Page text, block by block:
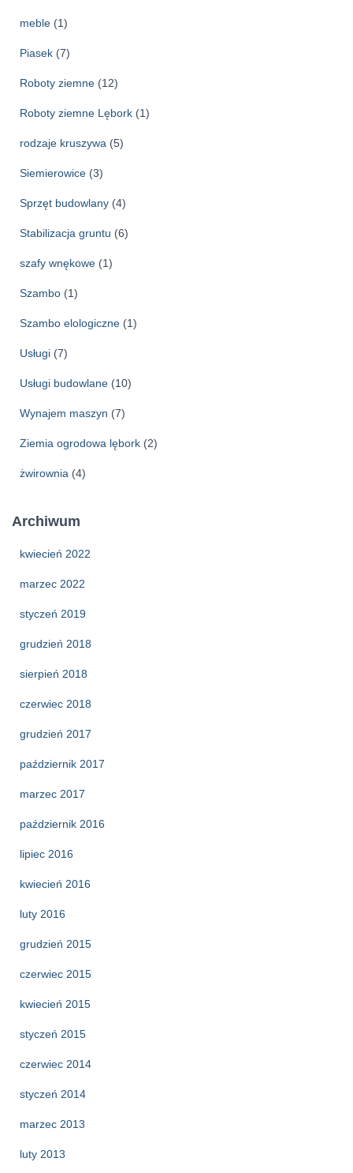
meble (1)
Piasek (7)
Roboty ziemne (12)
Roboty ziemne Lębork (1)
rodzaje kruszywa (5)
Siemierowice (3)
Sprzęt budowlany (4)
Stabilizacja gruntu (6)
szafy wnękowe (1)
Szambo (1)
Szambo elologiczne (1)
Usługi (7)
Usługi budowlane (10)
Wynajem maszyn (7)
Ziemia ogrodowa lębork (2)
żwirownia (4)
Archiwum
kwiecień 2022
marzec 2022
styczeń 2019
grudzień 2018
sierpień 2018
czerwiec 2018
grudzień 2017
październik 2017
marzec 2017
październik 2016
lipiec 2016
kwiecień 2016
luty 2016
grudzień 2015
czerwiec 2015
kwiecień 2015
styczeń 2015
czerwiec 2014
styczeń 2014
marzec 2013
luty 2013